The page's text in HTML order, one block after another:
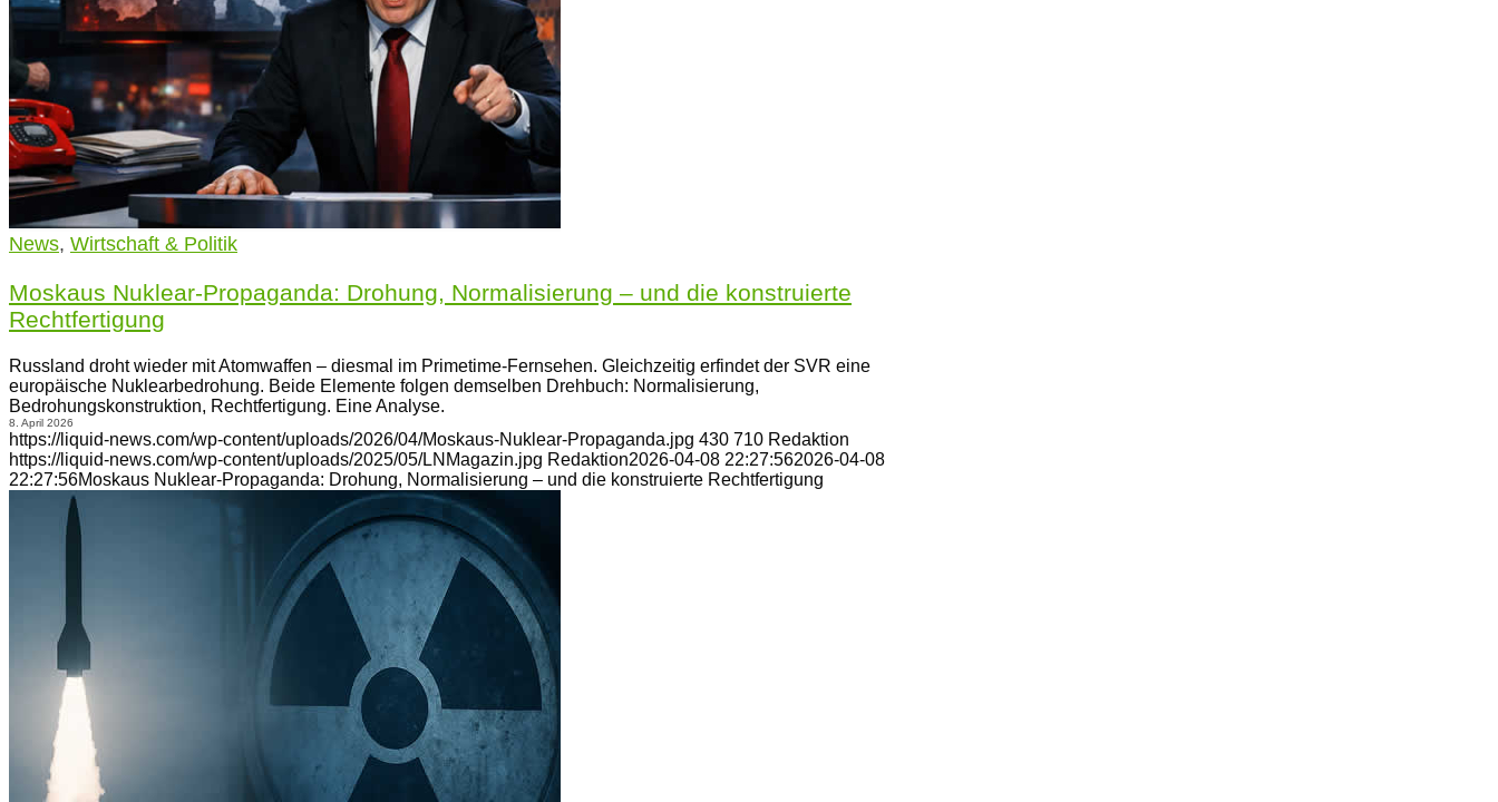
Menü
News, Wirtschaft & Politik
Moskaus Nuklear-Propaganda: Drohung, Normalisierung – und die konstruierte
Rechtfertigung
Russland droht wieder mit Atomwaffen – diesmal im Primetime-Fernsehen. Gleichzeitig erfindet der SVR eine
europäische Nuklearbedrohung. Beide Elemente folgen demselben Drehbuch: Normalisierung,
Bedrohungskonstruktion, Rechtfertigung. Eine Analyse.
8. April 2026
https://liquid-news.com/wp-content/uploads/2026/04/Moskaus-Nuklear-Propaganda.jpg 430 710 Redaktion
https://liquid-news.com/wp-content/uploads/2025/05/LNMagazin.jpg Redaktion2026-04-08 22:27:562026-04-08
22:27:56Moskaus Nuklear-Propaganda: Drohung, Normalisierung – und die konstruierte Rechtfertigung